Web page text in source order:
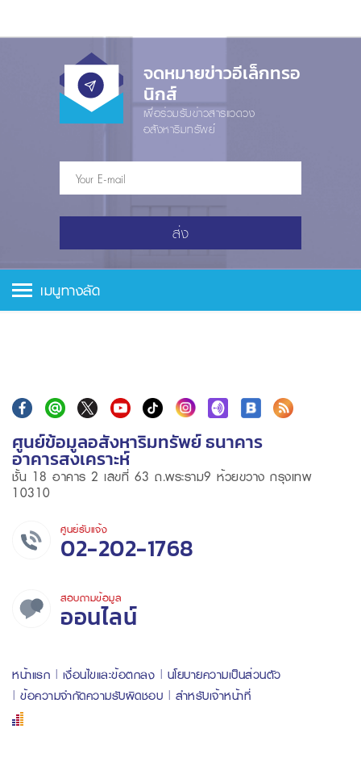
จดหมายข่าวอีเล็กทรอ
นิกส์
เพื่อร่วมรับข่าวสารแวดวง
อสังหาริมทรัพย์
ส่ง
เมนูทางลัด
ศูนย์ข้อมูลอสังหาริมทรัพย์ ธนาคาร
อาคารสงเคราะห์
ชั้น 18 อาคาร 2 เลขที่ 63 ถ.พระราม9 ห้วยขวาง กรุงเทพ
10310
ศูนย์รับแจ้ง
02-202-1768
สอบถามข้อมูล
ออนไลน์
หน้าแรก เงื่อนไขและข้อตกลง
นโยบายความเป็นส่วนตัว
ข้อความจำกัดความรับผิดชอบ
สำหรับเจ้าหน้าที่